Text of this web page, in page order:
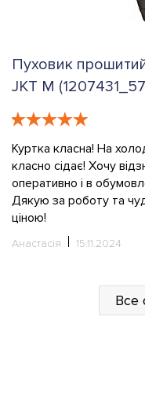
Пуховик
JKT M
Куртка класна! На
класно сідає! Хочу
оперативно і в
Дякую за роботу та
ціною!
Анастасія 15.11.2024
Все